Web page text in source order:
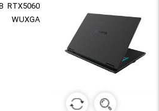
RTX5060
WUXGA